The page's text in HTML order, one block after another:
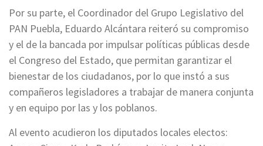
Por su parte, el Coordinador del Grupo Legislativo del
PAN Puebla, Eduardo Alcántara reiteró su compromiso
y el de la bancada por impulsar políticas públicas desde
el Congreso del Estado, que permitan garantizar el
bienestar de los ciudadanos, por lo que instó a sus
compañeros legisladores a trabajar de manera conjunta
y en equipo por las y los poblanos.
Al evento acudieron los diputados locales electos: